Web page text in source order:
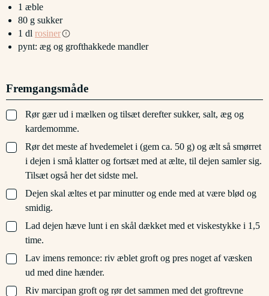
1 æble
80 g sukker
1 dl rosiner
pynt: æg og grofthakkede mandler
Fremgangsmåde
▢
Rør gær ud i mælken og tilsæt derefter sukker, salt, æg og
kardemomme.
▢
Rør det meste af hvedemelet i (gem ca. 50 g) og ælt så smørret
i dejen i små klatter og fortsæt med at ælte, til dejen samler sig.
Tilsæt også her det sidste mel.
▢
Dejen skal æltes et par minutter og ende med at være blød og
smidig.
▢
Lad dejen hæve lunt i en skål dækket med et viskestykke i 1,5
time.
▢
Lav imens remonce: riv æblet groft og pres noget af væsken
ud med dine hænder.
▢
Riv marcipan groft og rør det sammen med det groftrevne